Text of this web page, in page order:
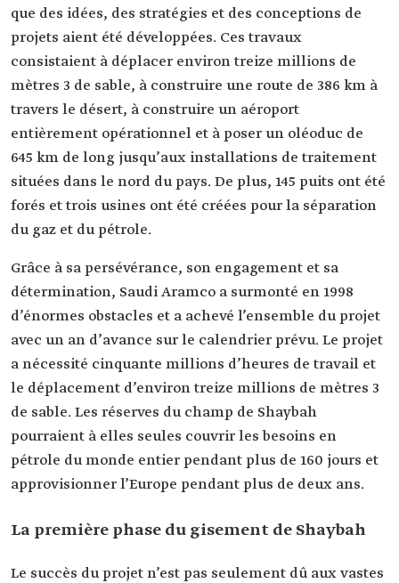
que des idées, des stratégies et des conceptions de
projets aient été développées. Ces travaux
consistaient à déplacer environ treize millions de
mètres 3 de sable, à construire une route de 386 km à
travers le désert, à construire un aéroport
entièrement opérationnel et à poser un oléoduc de
645 km de long jusqu’aux installations de traitement
situées dans le nord du pays. De plus, 145 puits ont été
forés et trois usines ont été créées pour la séparation
du gaz et du pétrole.
Grâce à sa persévérance, son engagement et sa
détermination, Saudi Aramco a surmonté en 1998
d’énormes obstacles et a achevé l’ensemble du projet
avec un an d’avance sur le calendrier prévu. Le projet
a nécessité cinquante millions d’heures de travail et
le déplacement d’environ treize millions de mètres 3
de sable. Les réserves du champ de Shaybah
pourraient à elles seules couvrir les besoins en
pétrole du monde entier pendant plus de 160 jours et
approvisionner l’Europe pendant plus de deux ans.
La première phase du gisement de Shaybah
Le succès du projet n’est pas seulement dû aux vastes